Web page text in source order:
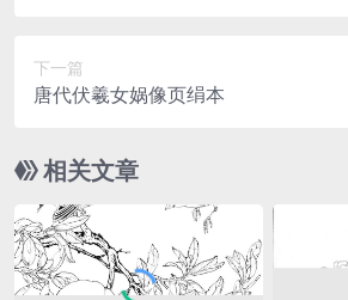
下一篇
唐代伏羲女娲像页绢本
相关文章